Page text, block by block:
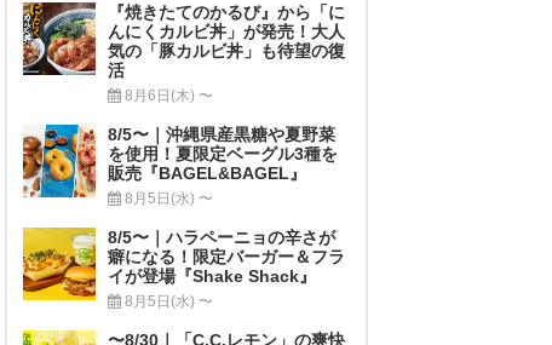
『焼きたてのかるび』から「に
んにくカルビ丼」が発売！大人
気の「豚カルビ丼」も待望の復
活
8月6日(木) 〜
8/5〜｜沖縄県産黒糖や夏野菜
を使用！夏限定ベーグル3種を
販売『BAGEL&BAGEL』
8月5日(水) 〜
8/5〜｜ハラペーニョの辛さが
癖になる！限定バーガー＆フラ
イが登場『Shake Shack』
8月5日(水) 〜
〜8/30｜「C.C.レモン」の爽快